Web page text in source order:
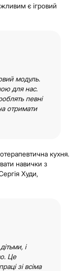
є ігровий
модуль.
для нас.
певні
отримати
кухня.
навички з
Худи,
і
Це
зі всіма